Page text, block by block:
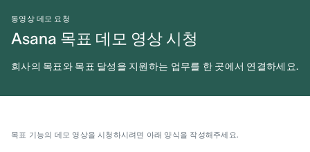
동영상 데모 요청
Asana 목표 데모 영상 시청
회사의 목표와 목표 달성을 지원하는 업무를 한 곳에서 연결하세요.
목표 기능의 데모 영상을 시청하시려면 아래 양식을 작성해주세요.